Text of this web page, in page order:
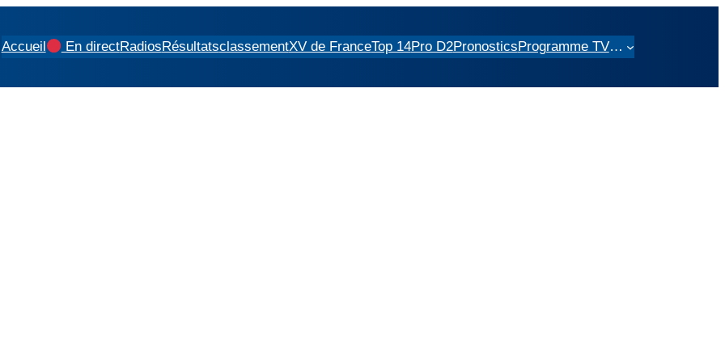
Accueil En directRadiosRésultatsclassementXV de FranceTop 14Pro D2PronosticsProgramme TV…